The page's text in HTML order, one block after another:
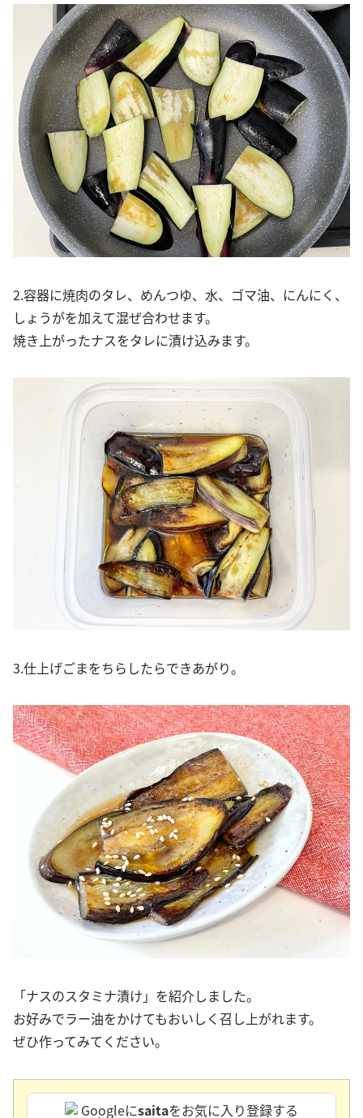
2.容器に焼肉のタレ、めんつゆ、水、ゴマ油、にんにく、
しょうがを加えて混ぜ合わせます。
焼き上がったナスをタレに漬け込みます。
3.仕上げごまをちらしたらできあがり。
「ナスのスタミナ漬け」を紹介しました。
お好みでラー油をかけてもおいしく召し上がれます。
ぜひ作ってみてください。
Googleにsaitaをお気に入り登録する